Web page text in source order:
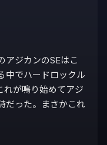
アジカンのSEはこ
中でハードロックル
が鳴り始めてアジ
だった。まさかこれ